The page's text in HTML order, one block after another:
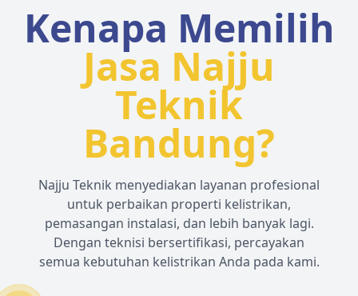
Kenapa Memilih
Jasa Najju
Teknik
Bandung?
Najju Teknik menyediakan layanan profesional
untuk perbaikan properti kelistrikan,
pemasangan instalasi, dan lebih banyak lagi.
Dengan teknisi bersertifikasi, percayakan
semua kebutuhan kelistrikan Anda pada kami.